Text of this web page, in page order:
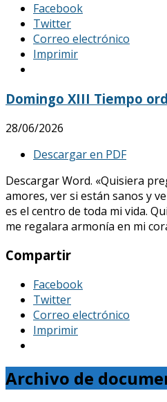
Facebook
Twitter
Correo electrónico
Imprimir
Domingo XIII Tiempo
28/06/2026
Descargar en PDF
Descargar Word. «Quisiera
amores, ver si están sanos y
es el centro de toda mi vida.
me regalara armonía en mi
Compartir
Facebook
Twitter
Correo electrónico
Imprimir
Archivo de